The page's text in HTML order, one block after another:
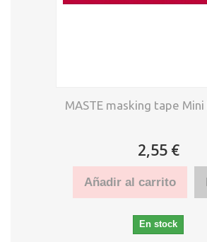
MASTE masking tape Mini
2,55 €
Añadir al carrito
En stock